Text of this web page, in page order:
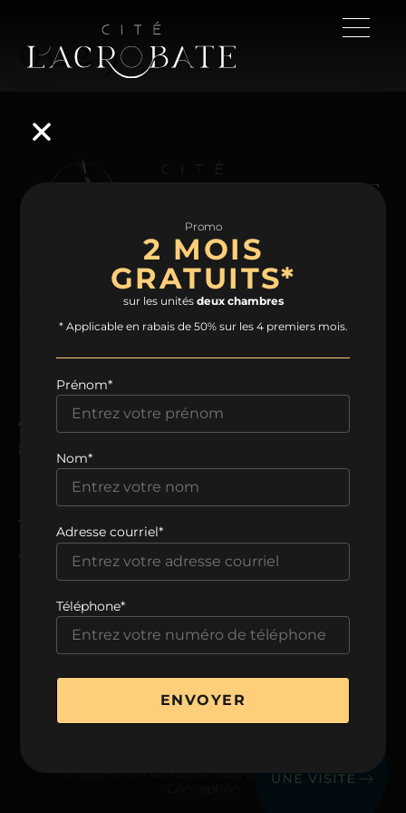
0629
NAVIGATION
Accueil
Projet Condos Plans
ADRESSE
8205, avenue du Cirque,
Montréal, QC H1Z 0B5
TÉLÉPHONE
438 806-0999
© 2026 Cité l’Acrobate. Tous droits réservés.
Promo
2 MOIS
GRATUITS*
sur les unités deux chambres
* Applicable en rabais de 50% sur les 4 premiers mois.
Prénom*
Nom*
Adresse courriel*
Téléphone*
ENVOYER